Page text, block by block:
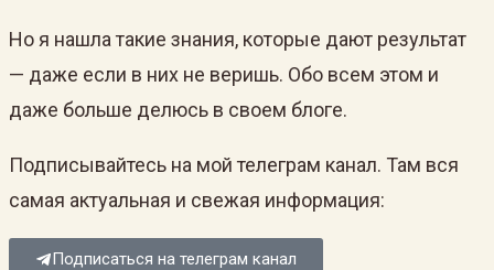
Но я нашла такие знания, которые дают результат
— даже если в них не веришь. Обо всем этом и
даже больше делюсь в своем блоге.
Подписывайтесь на мой телеграм канал. Там вся
самая актуальная и свежая информация:
Подписаться на телеграм канал